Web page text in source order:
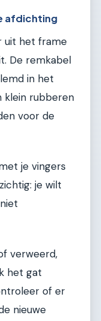
afdichting
uit het frame
De remkabel
in het
klein rubberen
voor de
je vingers
je wilt
verweerd,
het gat
of er
nieuwe